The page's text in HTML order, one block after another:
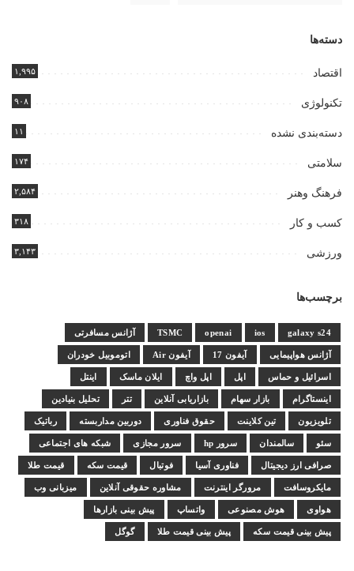
دسته‌ها
اقتصاد ۱,۹۹۵
تکنولوژی ۹۰۸
دسته‌بندی نشده ۱۱
سلامتی ۱۷۴
فرهنگ وهنر ۲,۵۸۴
کسب و کار ۳۱۸
ورزشی ۳,۱۴۳
برچسب‌ها
galaxy s24
ios
openai
TSMC آژانس مسافرتی
آژانس هواپیمایی آیفون 17 آیفون Air اتوموبیل خودران
اسرائیل و حماس اپل اپل واچ ایلان ماسک اینتل
اینستاگرام بازار سهام بازاریابی آنلاین تتر تحلیل بنیادین
تلویزیون تین کلاینت حقوق فناوری دوربین مداربسته رباتیک
سئو سالمندان سرور hp سرور مجازی شبکه های اجتماعی
صرافی ارز دیجیتال فناوری آسیا فوتبال قیمت سکه قیمت طلا
مایکروسافت مرورگر اینترنت مشاوره حقوقی آنلاین میزبانی وب
هواوی هوش مصنوعی واتساپ پیش بینی بازارها
پیش بینی قیمت سکه پیش بینی قیمت طلا گوگل